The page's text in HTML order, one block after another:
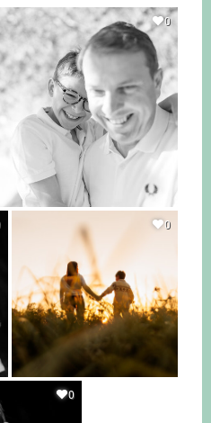
0
0
0